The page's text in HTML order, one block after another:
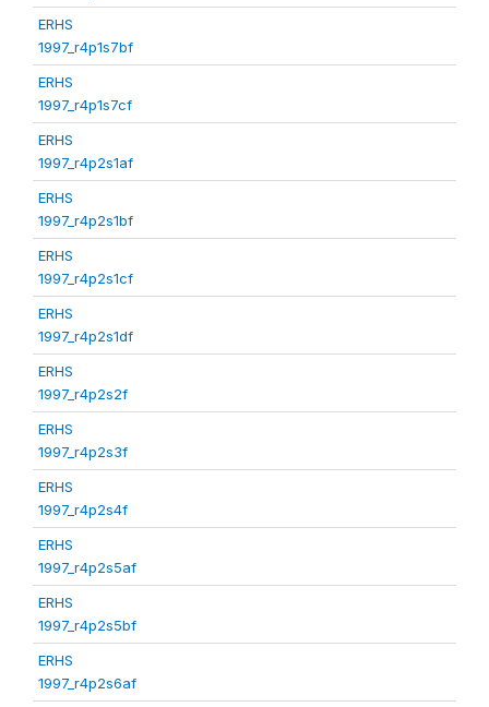
ERHS
1997_r4p1s7bf
ERHS
1997_r4p1s7cf
ERHS
1997_r4p2s1af
ERHS
1997_r4p2s1bf
ERHS
1997_r4p2s1cf
ERHS
1997_r4p2s1df
ERHS
1997_r4p2s2f
ERHS
1997_r4p2s3f
ERHS
1997_r4p2s4f
ERHS
1997_r4p2s5af
ERHS
1997_r4p2s5bf
ERHS
1997_r4p2s6af